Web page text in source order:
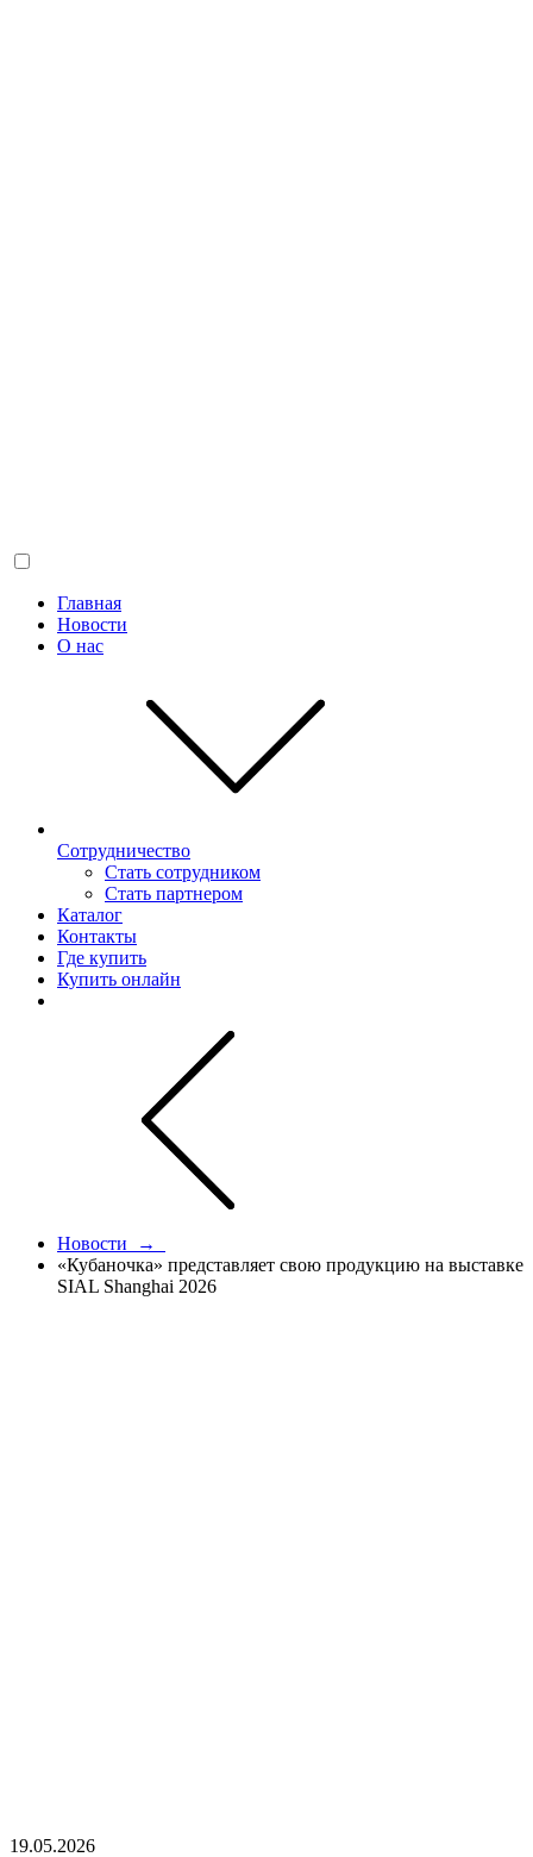
Главная
Новости
О нас
Сотрудничество
Стать сотрудником
Стать партнером
Каталог
Контакты
Где купить
Купить онлайн
Новости →
«Кубаночка» представляет свою продукцию на выставке
SIAL Shanghai 2026
19.05.2026